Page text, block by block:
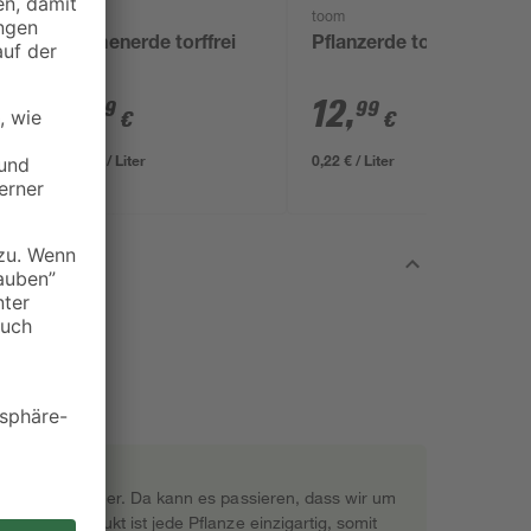
Blumenerde torffrei
99 €
0,20 € / Liter
toom
Pflanzerde torffrei 60 l
12,99 €
0,22 € / Liter
beim Gärtner. Da kann es passieren, dass wir um
Naturprodukt ist jede Pflanze einzigartig, somit